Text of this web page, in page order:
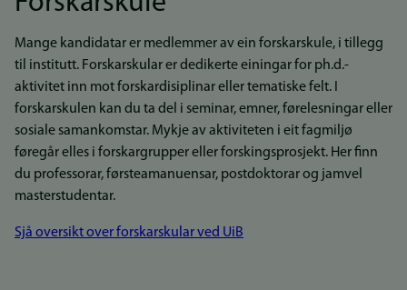
Mange kandidatar er medlemmer av ein forskarskule, i tillegg
til institutt. Forskarskular er dedikerte einingar for ph.d.-
aktivitet inn mot forskardisiplinar eller tematiske felt. I
forskarskulen kan du ta del i seminar, emner, førelesningar eller
sosiale samankomstar. Mykje av aktiviteten i eit fagmiljø
føregår elles i forskargrupper eller forskingsprosjekt. Her finn
du professorar, førsteamanuensar, postdoktorar og jamvel
masterstudentar.
Sjå oversikt over forskarskular ved UiB